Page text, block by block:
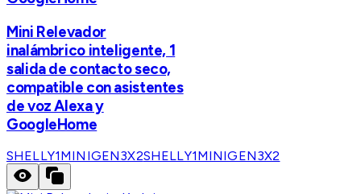
Mini Relevador
inalámbrico inteligente, 1
salida de contacto seco,
compatible con asistentes
de voz Alexa y
GoogleHome
SHELLY1MINIGEN3X2SHELLY1MINIGEN3X2